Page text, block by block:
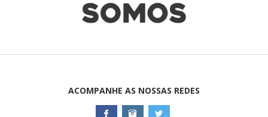
ACOMPANHE AS NOSSAS REDES